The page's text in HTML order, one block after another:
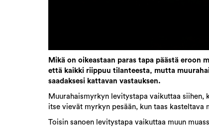
Mikä on oikeastaan paras tapa päästä eroon
että kaikki riippuu tilanteesta, mutta
saadaksesi kattavan vastauksen.
Muurahaismyrkyn levitystapa vaikuttaa
itse vievät myrkyn pesään, kun taas kasteltava
Toisin sanoen levitystapa vaikuttaa muun